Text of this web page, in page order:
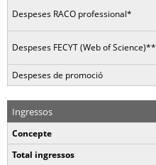
Despeses RACO professional*
Despeses FECYT (Web of Science)**
Despeses de promoció
Ingressos
Concepte
Total ingressos